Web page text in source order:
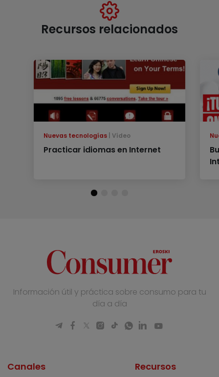
Recursos relacionados
Nuevas tecnologías Vídeo
Practicar idiomas en Internet
Información útil y práctica sobre consumo para tu
día a día
Canales Recursos